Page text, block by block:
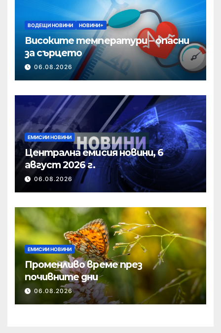
ВОДЕЩИ НОВИНИ НОВИНИ+
Високите температури – опасни
за сърцето
06.08.2026
ЕМИСИИ НОВИНИ
Централна емисия новини, 6
август 2026 г.
06.08.2026
ЕМИСИИ НОВИНИ
Променливо време през
почивните дни
06.08.2026